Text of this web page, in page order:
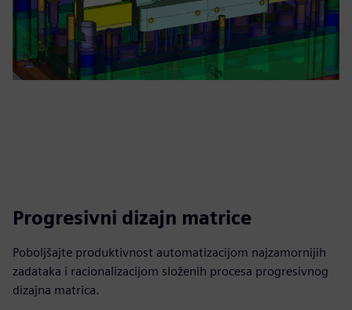
Progresivni dizajn matrice
Poboljšajte produktivnost automatizacijom najzamornijih
zadataka i racionalizacijom složenih procesa progresivnog
dizajna matrica.